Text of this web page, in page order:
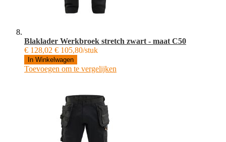
Blaklader Werkbroek stretch zwart - maat C50
€ 128,02 € 105,80/stuk
In Winkelwagen
Toevoegen om te vergelijken